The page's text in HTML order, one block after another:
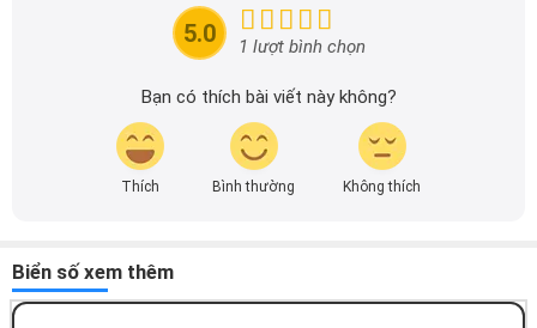
tin nhanh chóng và dễ dàng hơn.
5.0 1 lượt bình chọn
Bạn có thích bài viết này không?
Thích Bình thường Không thích
Biển số xem thêm